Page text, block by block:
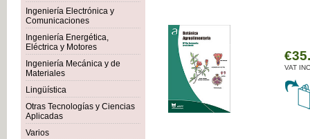
Ingeniería Electrónica y
Comunicaciones
Ingeniería Energética,
Eléctrica y Motores
Ingeniería Mecánica y de
Materiales
Lingüística
Otras Tecnologías y Ciencias
Aplicadas
Varios
VAT